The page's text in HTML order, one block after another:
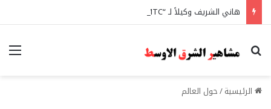
بحث عن
الرئيسية/حول العالم